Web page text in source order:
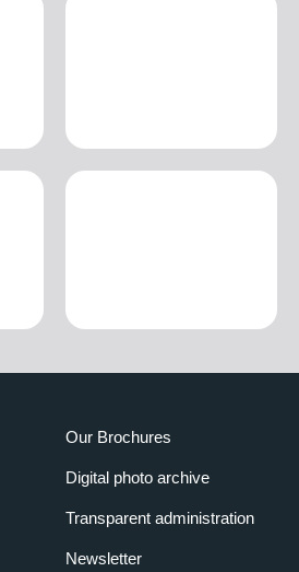
Our Brochures
Digital photo archive
Transparent administration
Newsletter